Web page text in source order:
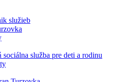
služieb
služba pre deti a rodinu